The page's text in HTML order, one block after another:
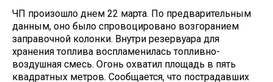
ЧП произошло днем 22 марта. По предварительным
данным, оно было спровоцировано возгоранием
заправочной колонки. Внутри резервуара для
хранения топлива воспламенилась топливно-
воздушная смесь. Огонь охватил площадь в пять
квадратных метров. Сообщается, что пострадавших